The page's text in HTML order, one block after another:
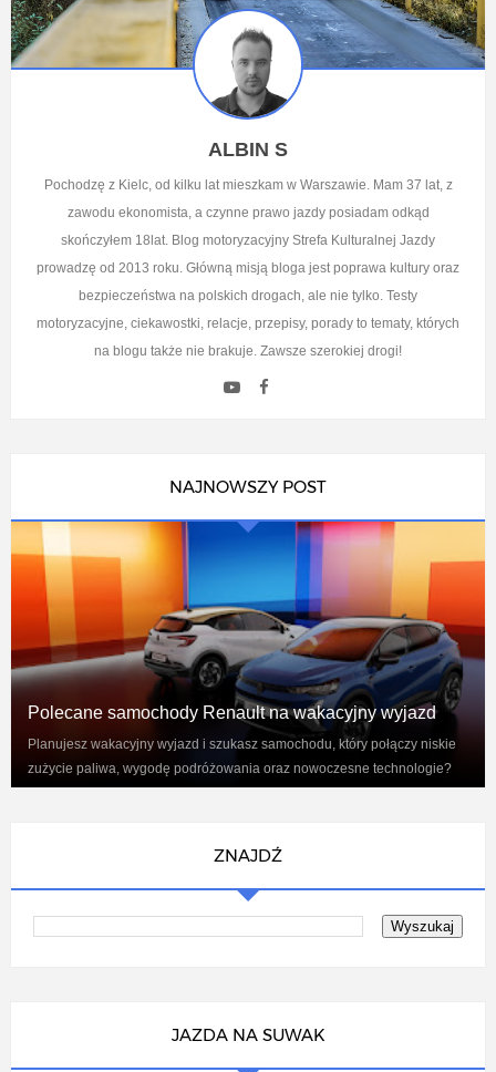
ALBIN S
Pochodzę z Kielc, od kilku lat mieszkam w Warszawie. Mam 37 lat, z
zawodu ekonomista, a czynne prawo jazdy posiadam odkąd
skończyłem 18lat. Blog motoryzacyjny Strefa Kulturalnej Jazdy
prowadzę od 2013 roku. Główną misją bloga jest poprawa kultury oraz
bezpieczeństwa na polskich drogach, ale nie tylko. Testy
motoryzacyjne, ciekawostki, relacje, przepisy, porady to tematy, których
na blogu także nie brakuje. Zawsze szerokiej drogi!
NAJNOWSZY POST
Polecane samochody Renault na wakacyjny wyjazd
Planujesz wakacyjny wyjazd i szukasz samochodu, który połączy niskie
zużycie paliwa, wygodę podróżowania oraz nowoczesne technologie?
ZNAJDŹ
JAZDA NA SUWAK